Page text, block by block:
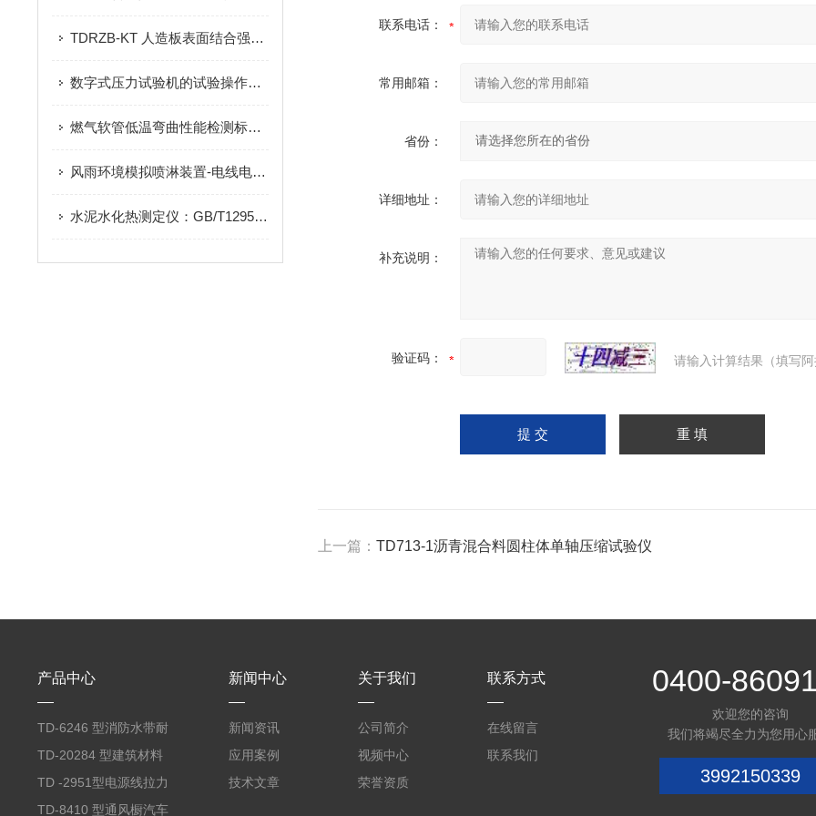
联系电话：
常用邮箱：
省份：
详细地址：
补充说明：
验证码： 请输入计算结果（填写
上一篇：TD713-1沥青混合料圆柱体单轴压缩试验仪
TDRZB-KT 人造板表面结合强度专用卡头：饰面胶合强度精准检测的核心配件
数字式压力试验机的试验操作步骤
燃气软管低温弯曲性能检测标准体系与设备适配
风雨环境模拟喷淋装置-电线电缆的试验操作步骤
水泥水化热测定仪：GB/T12959-2008 合规的水泥热性能检测方案
产品中心
TD‑6246 型消防水带耐
磨试验机
TD‑20284 型建筑材料
单体燃烧测试仪
TD -2951型电源线拉力
扭转测试机
TD‑8410 型通风橱汽车
新闻中心
新闻资讯
应用案例
技术文章
关于我们
公司简介
视频中心
荣誉资质
联系方式
在线留言
联系我们
0400-
欢迎您的咨询
我们将竭尽全力为您用心
3992150339